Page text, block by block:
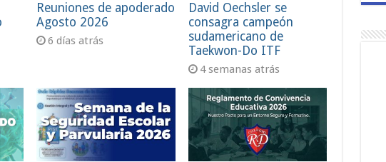
Reuniones de apoderado
Agosto 2026
6 días atrás
David Oechsler se
consagra campeón
sudamericano de
Taekwon-Do ITF
4 semanas atrás